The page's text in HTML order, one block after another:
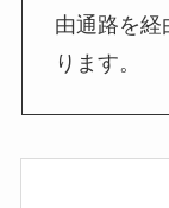
由通路を経
ります。